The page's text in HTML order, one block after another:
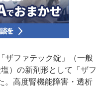
ザファテック錠」（一般
）の新剤形として「ザフ
。高度腎機能障害・透析